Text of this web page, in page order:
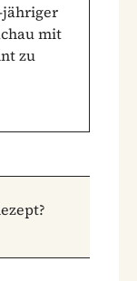
jähriger
mit
zu